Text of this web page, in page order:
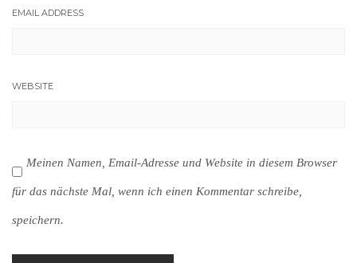
EMAIL ADDRESS
WEBSITE
Meinen Namen, Email-Adresse und Website in diesem Browser
für das nächste Mal, wenn ich einen Kommentar schreibe,
speichern.